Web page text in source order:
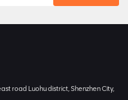
road Luohu district, Shenzhen City,